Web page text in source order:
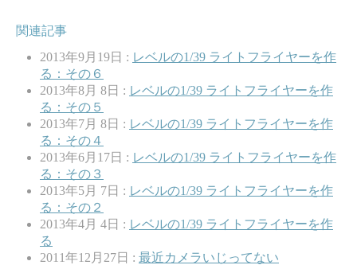
関連記事
2013年9月19日 : レベルの1/39 ライトフライヤーを作
る：その６
2013年8月 8日 : レベルの1/39 ライトフライヤーを作
る：その５
2013年7月 8日 : レベルの1/39 ライトフライヤーを作
る：その４
2013年6月17日 : レベルの1/39 ライトフライヤーを作
る：その３
2013年5月 7日 : レベルの1/39 ライトフライヤーを作
る：その２
2013年4月 4日 : レベルの1/39 ライトフライヤーを作
る
2011年12月27日 : 最近カメラいじってない